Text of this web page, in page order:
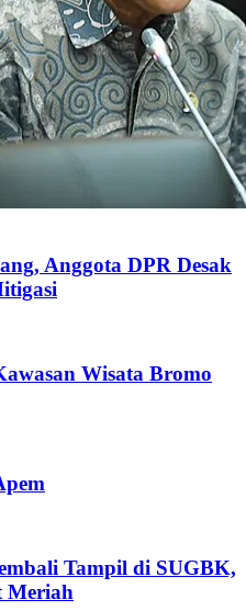
Anggota DPR Desak
Wisata Bromo
Tampil di SUGBK,
Meriah